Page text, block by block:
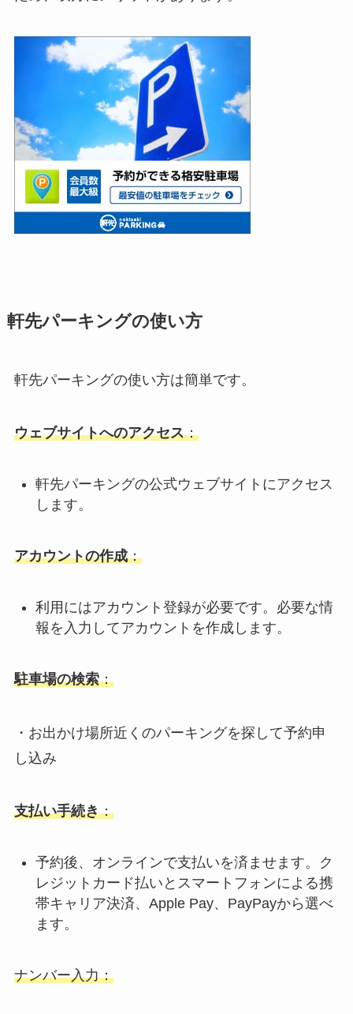
軒先パーキングの使い方
軒先パーキングの使い方は簡単です。
ウェブサイトへのアクセス：
軒先パーキングの公式ウェブサイトにアクセス
します。
アカウントの作成：
利用にはアカウント登録が必要です。必要な情
報を入力してアカウントを作成します。
駐車場の検索：
・お出かけ場所近くのパーキングを探して予約申
し込み
支払い手続き：
予約後、オンラインで支払いを済ませます。ク
レジットカード払いとスマートフォンによる携
帯キャリア決済、Apple Pay、PayPayから選べ
ます。
ナンバー入力：